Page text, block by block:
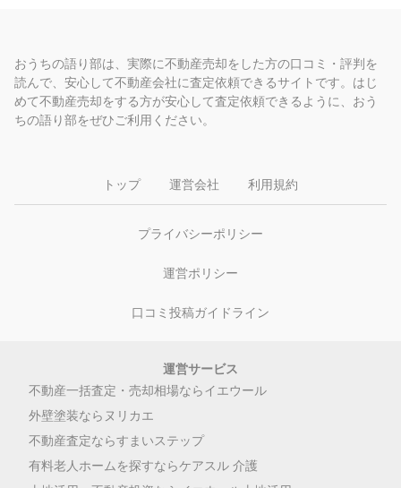
おうちの語り部は、実際に不動産売却をした方の口コミ・評判を
読んで、安心して不動産会社に査定依頼できるサイトです。はじ
めて不動産売却をする方が安心して査定依頼できるように、おう
ちの語り部をぜひご利用ください。
トップ 運営会社 利用規約
プライバシーポリシー
運営ポリシー
口コミ投稿ガイドライン
運営サービス
不動産一括査定・売却相場ならイエウール
外壁塗装ならヌリカエ
不動産査定ならすまいステップ
有料老人ホームを探すならケアスル 介護